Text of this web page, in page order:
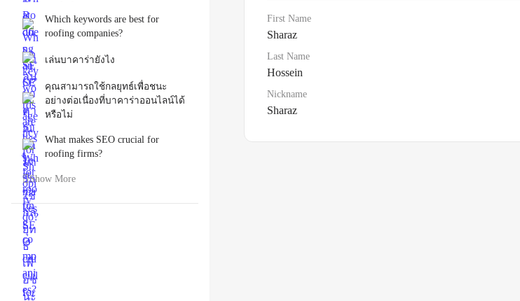
Which keywords are best for
roofing companies?
เล่นบาคาร่ายังไง
คุณสามารถใช้กลยุทธ์เพื่อชนะ
อย่างต่อเนื่องที่บาคาร่าออนไลน์ได้
หรือไม่
What makes SEO crucial for
roofing firms?
Show More
First Name
Sharaz
Last Name
Hossein
Nickname
Sharaz